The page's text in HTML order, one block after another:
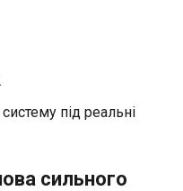
під реальні
сильного